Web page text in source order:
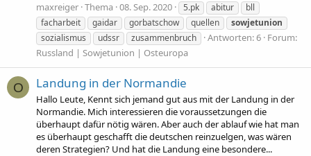
maxreiger Thema 08. Sep. 2020 5.pk abitur
bll
facharbeit
gaidar gorbatschow quellen
sowjetunion
sozialismus
udssr zusammenbruch Antworten: 6 Forum:
Russland | Sowjetunion | Osteuropa
O Landung in der Normandie
Hallo Leute, Kennt sich jemand gut aus mit der Landung in der
Normandie. Mich interessieren die voraussetzungen die
überhaupt dafür nötig wären. Aber auch der ablauf wie hat man
es überhaupt geschafft die deutschen reinzuelgen, was wären
deren Strategien? Und hat die Landung eine besondere...